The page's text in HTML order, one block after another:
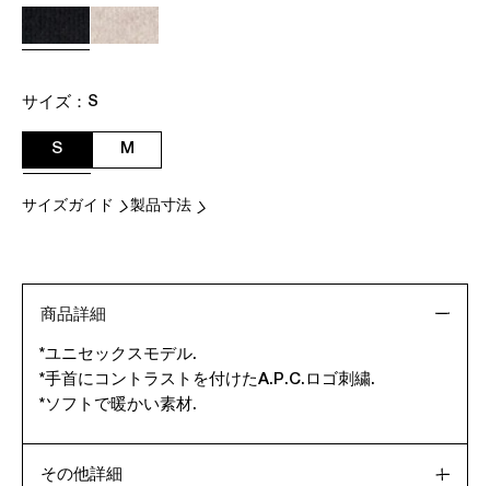
サイズ： S
S M
サイズガイド 製品寸法
商品詳細
*ユニセックスモデル.
*手首にコントラストを付けたA.P.C.ロゴ刺繍.
*ソフトで暖かい素材.
その他詳細